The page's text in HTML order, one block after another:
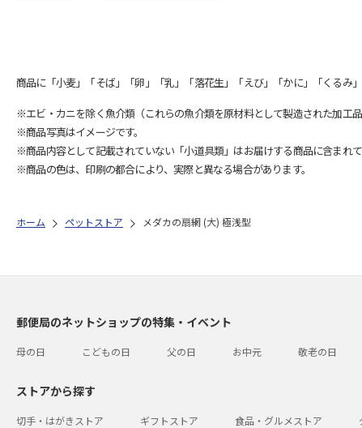
商品に「小麦」「そば」「卵」「乳」「落花生」「えび」「かに」「くるみ
※エビ・カニを除く魚介類（これらの魚介類を原材料として製造された加工
※商品写真はイメージです。
※商品内容として記載されていない「小道具類」はお届けする商品に含まれて
※商品の色は、印刷の都合により、実際と異なる場合があります。
ホーム ペットストア メダカの扇網 (大) 極浅型
郵便局のネットショップの特集・イベント
母の日 こどもの日 父の日 お中元 敬老の日
ストアから探す
切手・はがきストア ギフトストア 食品・グルメストア